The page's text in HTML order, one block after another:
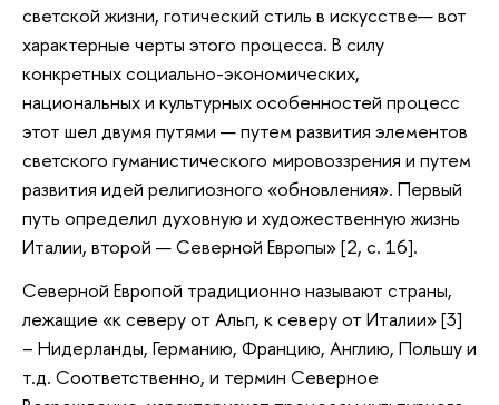
светской жизни, готический стиль в искусстве— вот
характерные черты этого процесса. В силу
конкретных социально-экономических,
национальных и культурных особенностей процесс
этот шел двумя путями — путем развития элементов
светского гуманистического мировоззрения и путем
развития идей религиозного «обновления». Первый
путь определил духовную и художественную жизнь
Италии, второй — Северной Европы» [2, с. 16].
Северной Европой традиционно называют страны,
лежащие «к северу от Альп, к северу от Италии» [3]
– Нидерланды, Германию, Францию, Англию, Польшу и
т.д. Соответственно, и термин Северное